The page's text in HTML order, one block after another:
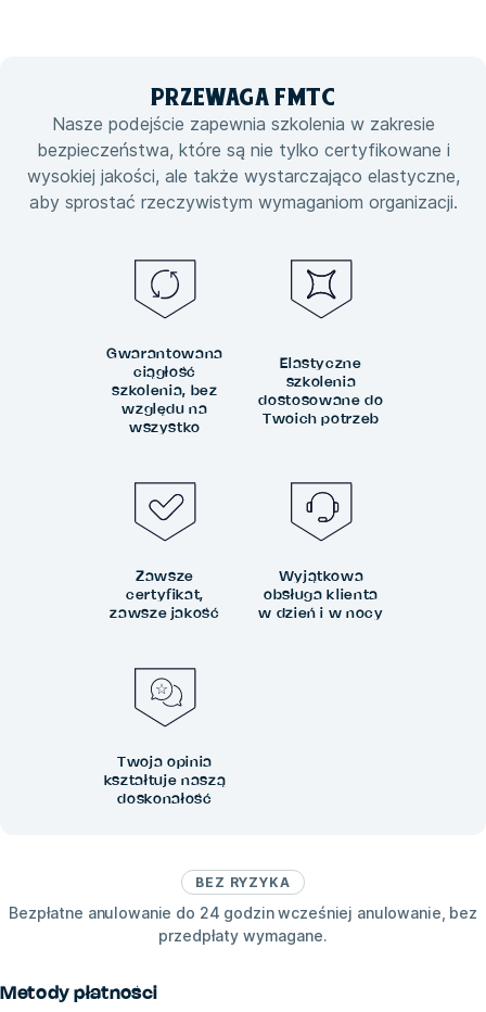
BEZ RYZYKA
Bezpłatne anulowanie do 24 godzin wcześniej anulowanie, bez
przedpłaty wymagane.
Metody płatności
PRZEWAGA FMTC
Nasze podejście zapewnia szkolenia w zakresie
bezpieczeństwa, które są nie tylko certyfikowane i
wysokiej jakości, ale także wystarczająco elastyczne,
aby sprostać rzeczywistym wymaganiom organizacji.
Gwarantowana
ciągłość
szkolenia, bez
względu na
wszystko
Elastyczne
szkolenia
dostosowane do
Twoich potrzeb
Zawsze
certyfikat,
zawsze jakość
Wyjątkowa
obsługa klienta
w dzień i w nocy
Twoja opinia
kształtuje naszą
doskonałość